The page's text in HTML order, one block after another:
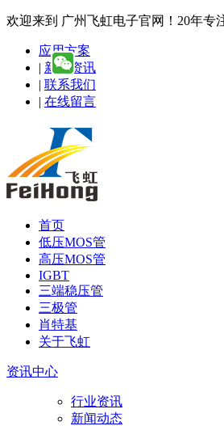
欢迎来到 广州飞虹电子官网！20年专
应用方案
| 新闻资讯
| 联系我们
| 在线留言
首页
低压MOS管
高压MOS管
IGBT
三端稳压管
三极管
肖特基
关于飞虹
资讯中心
行业资讯
新闻动态